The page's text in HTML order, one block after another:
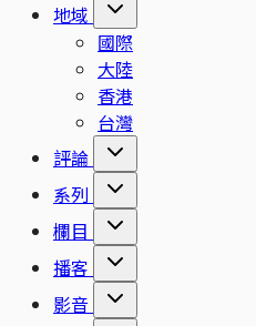
地域
國際
大陸
香港
台灣
評論
系列
欄目
播客
影音